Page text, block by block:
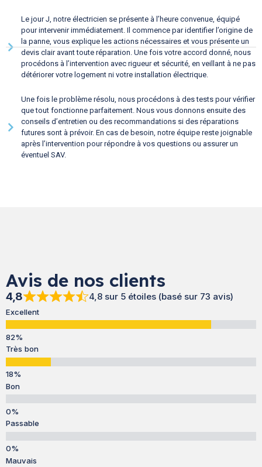
Le jour J, notre électricien se présente à l’heure convenue, équipé
pour intervenir immédiatement. Il commence par identifier l’origine de
la panne, vous explique les actions nécessaires et vous présente un
devis clair avant toute réparation. Une fois votre accord donné, nous
procédons à l’intervention avec rigueur et sécurité, en veillant à ne pas
détériorer votre logement ni votre installation électrique.
Une fois le problème résolu, nous procédons à des tests pour vérifier
que tout fonctionne parfaitement. Nous vous donnons ensuite des
conseils d’entretien ou des recommandations si des réparations
futures sont à prévoir. En cas de besoin, notre équipe reste joignable
après l’intervention pour répondre à vos questions ou assurer un
éventuel SAV.
Avis de nos clients
4,8 4,8 sur 5 étoiles (basé sur 73 avis)
Excellent
Très bon
Bon
Passable
Mauvais